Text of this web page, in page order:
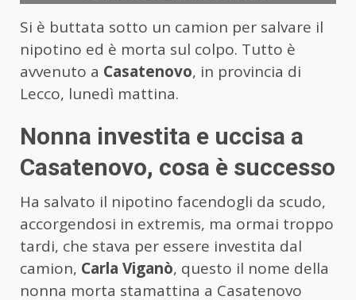
Si è buttata sotto un camion per salvare il
nipotino ed è morta sul colpo. Tutto è
avvenuto a Casatenovo, in provincia di
Lecco, lunedì mattina.
Nonna investita e uccisa a
Casatenovo, cosa è successo
Ha salvato il nipotino facendogli da scudo,
accorgendosi in extremis, ma ormai troppo
tardi, che stava per essere investita dal
camion, Carla Viganò, questo il nome della
nonna morta stamattina a Casatenovo